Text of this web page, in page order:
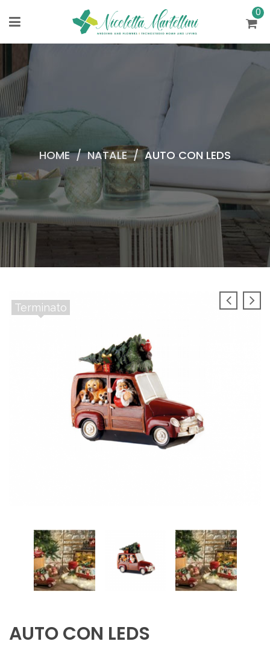
0
HOME / NATALE / AUTO CON LEDS
Terminato
AUTO CON LEDS